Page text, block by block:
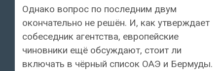
Однако вопрос по последним двум
окончательно не решён. И, как утверждает
собеседник агентства, европейские
чиновники ещё обсуждают, стоит ли
включать в чёрный список ОАЭ и Бермуды.